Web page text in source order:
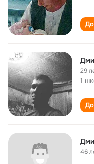
29
1
46